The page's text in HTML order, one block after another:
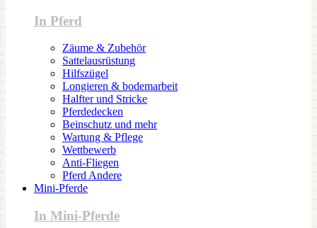
In Pferd
Zäume & Zubehör
Sattelausrüstung
Hilfszügel
Longieren & bodemarbeit
Halfter und Stricke
Pferdedecken
Beinschutz und mehr
Wartung & Pflege
Wettbewerb
Anti-Fliegen
Pferd Andere
Mini-Pferde
In Mini-Pferde